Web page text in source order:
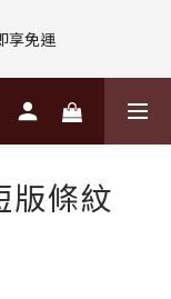
享免運
購物金
頓 / 波士頓墨鏡】
條紋